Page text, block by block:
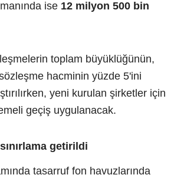
ise 12 milyon 500 bin
toplam büyüklüğünün,
hacminin yüzde 5'ini
yeni kurulan şirketler için
geçiş uygulanacak.
getirildi
tasarruf fon havuzlarında